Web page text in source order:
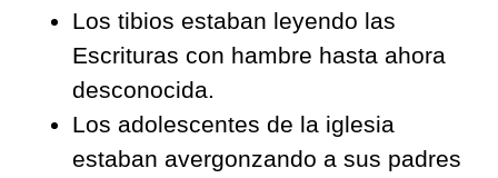
Los tibios estaban leyendo las
Escrituras con hambre hasta ahora
desconocida.
Los adolescentes de la iglesia
estaban avergonzando a sus padres